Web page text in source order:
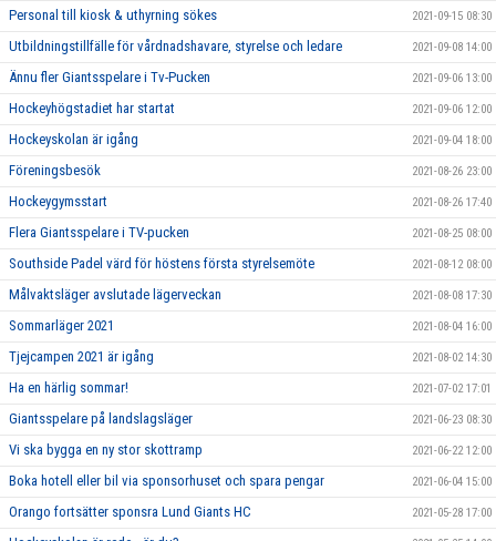
Personal till kiosk & uthyrning sökes 2021-09-15 08:30
Utbildningstillfälle för vårdnadshavare, styrelse och ledare 2021-09-08 14:00
Ännu fler Giantsspelare i Tv-Pucken 2021-09-06 13:00
Hockeyhögstadiet har startat 2021-09-06 12:00
Hockeyskolan är igång 2021-09-04 18:00
Föreningsbesök 2021-08-26 23:00
Hockeygymsstart 2021-08-26 17:40
Flera Giantsspelare i TV-pucken 2021-08-25 08:00
Southside Padel värd för höstens första styrelsemöte 2021-08-12 08:00
Målvaktsläger avslutade lägerveckan 2021-08-08 17:30
Sommarläger 2021 2021-08-04 16:00
Tjejcampen 2021 är igång 2021-08-02 14:30
Ha en härlig sommar! 2021-07-02 17:01
Giantsspelare på landslagsläger 2021-06-23 08:30
Vi ska bygga en ny stor skottramp 2021-06-22 12:00
Boka hotell eller bil via sponsorhuset och spara pengar 2021-06-04 15:00
Orango fortsätter sponsra Lund Giants HC 2021-05-28 17:00